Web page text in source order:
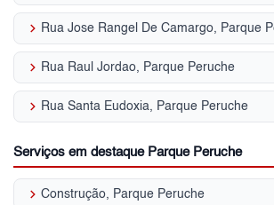
keyboard_arrow_right Rua Jose Rangel De Camargo, Parque
keyboard_arrow_right Rua Raul Jordao, Parque Peruche
keyboard_arrow_right Rua Santa Eudoxia, Parque Peruche
Serviços em destaque Parque Peruche
keyboard_arrow_right Construção, Parque Peruche